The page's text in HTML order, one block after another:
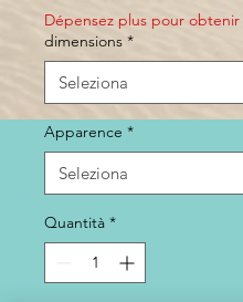
Dépensez plus pour
dimensions *
Apparence *
Quantità *